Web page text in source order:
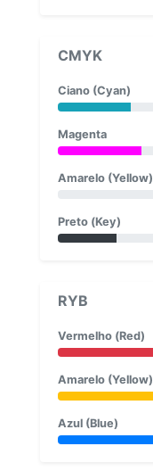
CMYK
Ciano (Cyan)
Magenta
Amarelo (Yellow)
Preto (Key)
RYB
Vermelho (Red)
Amarelo (Yellow)
Azul (Blue)